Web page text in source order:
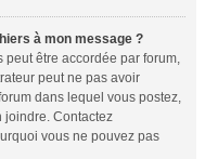
à mon message ?
peut être accordée par forum,
peut ne pas avoir
dans lequel vous postez,
joindre. Contactez
vous ne pouvez pas